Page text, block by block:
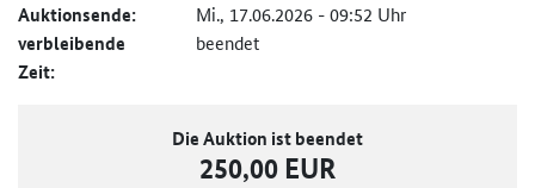
Auktionsende: Mi., 17.06.2026 - 09:52 Uhr
verbleibende
Zeit:
beendet
Die Auktion ist beendet
250,00 EUR